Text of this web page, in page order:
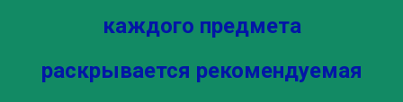
каждого предмета
раскрывается рекомендуемая